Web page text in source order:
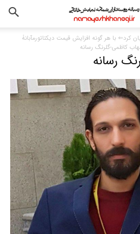
کرد⇐ با هر گونه افزایش قیمت دیکتاتورمآبانۀ
کاظمی-گلرنگ رسانه
رسانه